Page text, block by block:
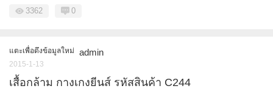
3362 0
แตะเพื่อดึงข้อมูลใหม่ admin
2015-1-13
เสื้อกล้าม กางเกงยีนส์ รหัสสินค้า C244